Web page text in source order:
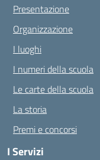
Presentazione
Organizzazione
I luoghi
I numeri della scuola
Le carte della scuola
La storia
Premi e concorsi
I Servizi